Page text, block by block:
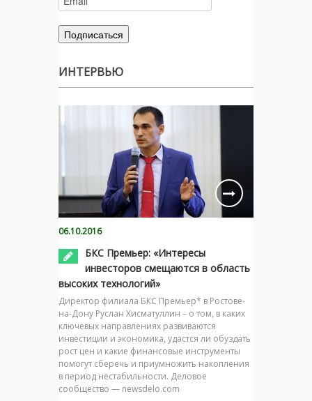
ИНТЕРВЬЮ
06.10.2016
БКС Премьер: «Интересы
инвесторов смещаются в область
высоких технологий»
Директор филиала БКС Премьер* в Ростове-
на-Дону Руслан Хисматуллин – о том, в каких
ключевых направлениях развиваются
инвестиции и экономика, удастся ли обуздать
рост цен и какие финансовые инструменты
помогут сберечь и приумножить накопления
в период нестабильности. Деловое
сообщество — newsdelo.com